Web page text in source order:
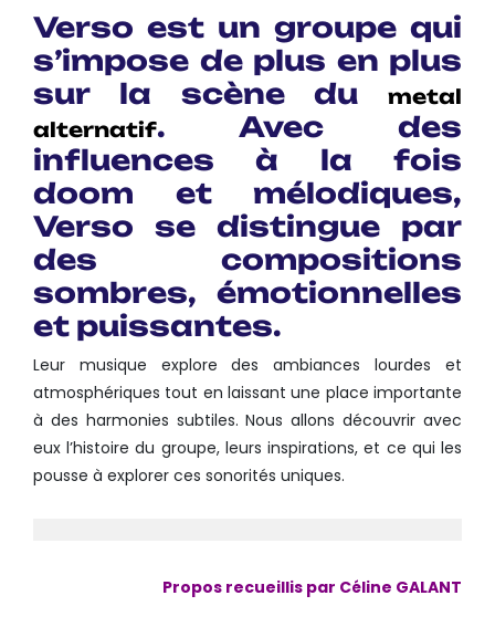
Verso est un groupe qui
s’impose de plus en plus
sur la scène du
metal
alternatif. Avec des
influences à la fois
doom et mélodiques,
Verso se distingue par
des compositions
sombres, émotionnelles
et puissantes.
Leur musique explore des ambiances lourdes et
atmosphériques tout en laissant une place importante
à des harmonies subtiles. Nous allons découvrir avec
eux l’histoire du groupe, leurs inspirations, et ce qui les
pousse à explorer ces sonorités uniques.
Propos recueillis par Céline GALANT